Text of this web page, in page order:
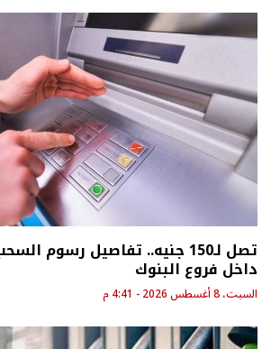
تصل لـ150 جنيه.. تفاصيل رسوم
داخل فروع البنوك
السبت، 8 أغسطس 2026 - 4:41 م